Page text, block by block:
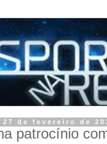
de fevereiro de
patrocínio